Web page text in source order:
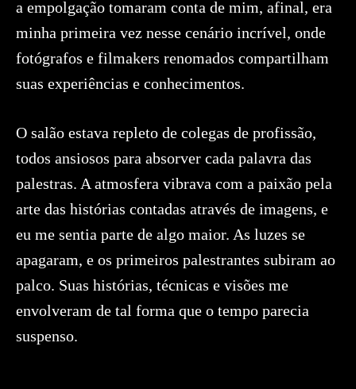
a empolgação tomaram conta de mim, afinal, era
minha primeira vez nesse cenário incrível, onde
fotógrafos e filmakers renomados compartilham
suas experiências e conhecimentos.
O salão estava repleto de colegas de profissão,
todos ansiosos para absorver cada palavra das
palestras. A atmosfera vibrava com a paixão pela
arte das histórias contadas através de imagens, e
eu me sentia parte de algo maior. As luzes se
apagaram, e os primeiros palestrantes subiram ao
palco. Suas histórias, técnicas e visões me
envolveram de tal forma que o tempo parecia
suspenso.